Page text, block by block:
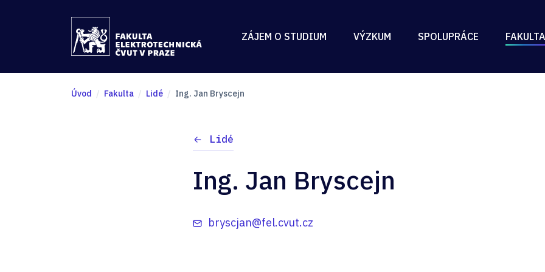
ZÁJEM O STUDIUM VÝZKUM SPOLUPRÁCE FAKULTA
Úvod Fakulta Lidé Ing. Jan Bryscejn
Lidé
Ing. Jan Bryscejn
bryscjan@fel.cvut.cz